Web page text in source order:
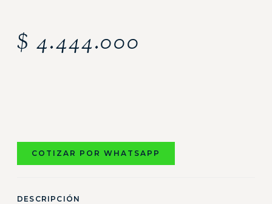
$ 4.444.000
COTIZAR POR WHATSAPP
DESCRIPCIÓN